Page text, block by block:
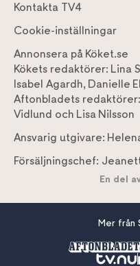
Kontakta TV4
Cookie-inställningar
Annonsera på Köket.se
Kökets redaktörer: Lina
Isabel Agardh, Danielle
Aftonbladets redaktörer:
Vidlund och Lisa Nilsson
Ansvarig utgivare:
Försäljningschef:
En del
Mer från